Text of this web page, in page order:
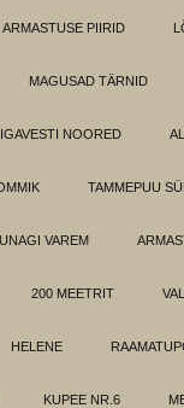
ARMASTUSE PIIRID
MAGUSAD TÄRNID
IGAVESTI NOORED
TAMMEPUU
VAREM
200 MEETRIT
HELENE
KUPEE NR.6